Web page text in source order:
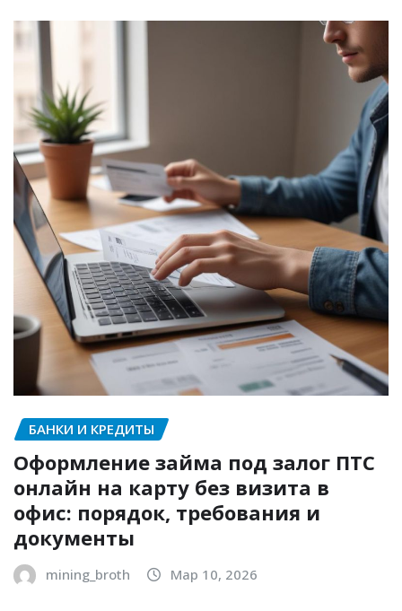
БАНКИ И КРЕДИТЫ
Оформление займа под залог ПТС
онлайн на карту без визита в
офис: порядок, требования и
документы
mining_broth Мар 10, 2026